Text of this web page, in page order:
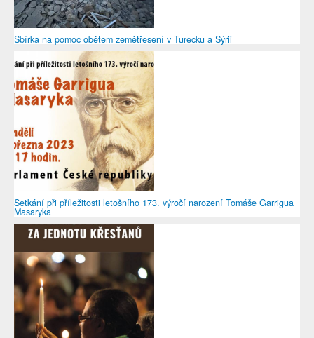
Sbírka na pomoc obětem zemětřesení v Turecku a Sýrii
Setkání při příležitosti letošního 173. výročí narození Tomáše Garrigua
Masaryka